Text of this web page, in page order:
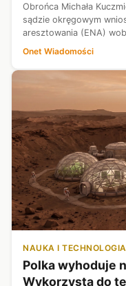
Obrońca Michała
sądzie okręgowym
aresztowania (ENA)
po wyjściu Wielkiej
Onet Wiadomości
NAUKA I TECHNOLOGIA
Polka wyhoduje
Wykorzysta do